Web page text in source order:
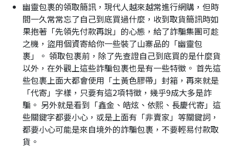
幽靈包裹的領取簡訊，現代人越來越常進行網購，但時
間一久常常忘了自己到底買過什麼，收到取貨簡訊時如
果抱著「先領先付款再說」的心態，給了詐騙集團可趁
之機，盜用個資寄給你一些裝了山寨品的「幽靈包
裹」。 領取包裹前，除了先查證自己到底買的是什麼貨
以外，在外觀上這些詐騙包裹也是有一些特徵。 首先這
些包裹上面大都會使用「土黃色膠帶」封箱，再來就是
「代寄」字樣，只要有這2項特徵，幾乎9成大多是詐
騙。 另外就是看到「鑫金、皓炫、依熙、長慶代寄」這
些關鍵字都要小心，或是上面有「非賣家」等關鍵詞，
都要小心可能是來自境外的詐騙包裹，不要輕易付款取
貨。